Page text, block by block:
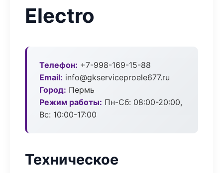
Electro
Телефон: +7-998-169-15-88
Email: info@gkserviceproele677.ru
Город: Пермь
Режим работы: Пн-Сб: 08:00-20:00,
Вс: 10:00-17:00
Техническое